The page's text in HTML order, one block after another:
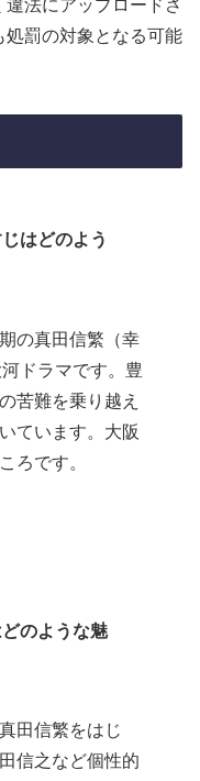
法にアップロードさ
罰の対象となる可能
はどのよう
の真田信繁（幸
ドラマです。豊
苦難を乗り越え
ています。大阪
ろです。
どのような魅
田信繁をはじ
信之など個性的